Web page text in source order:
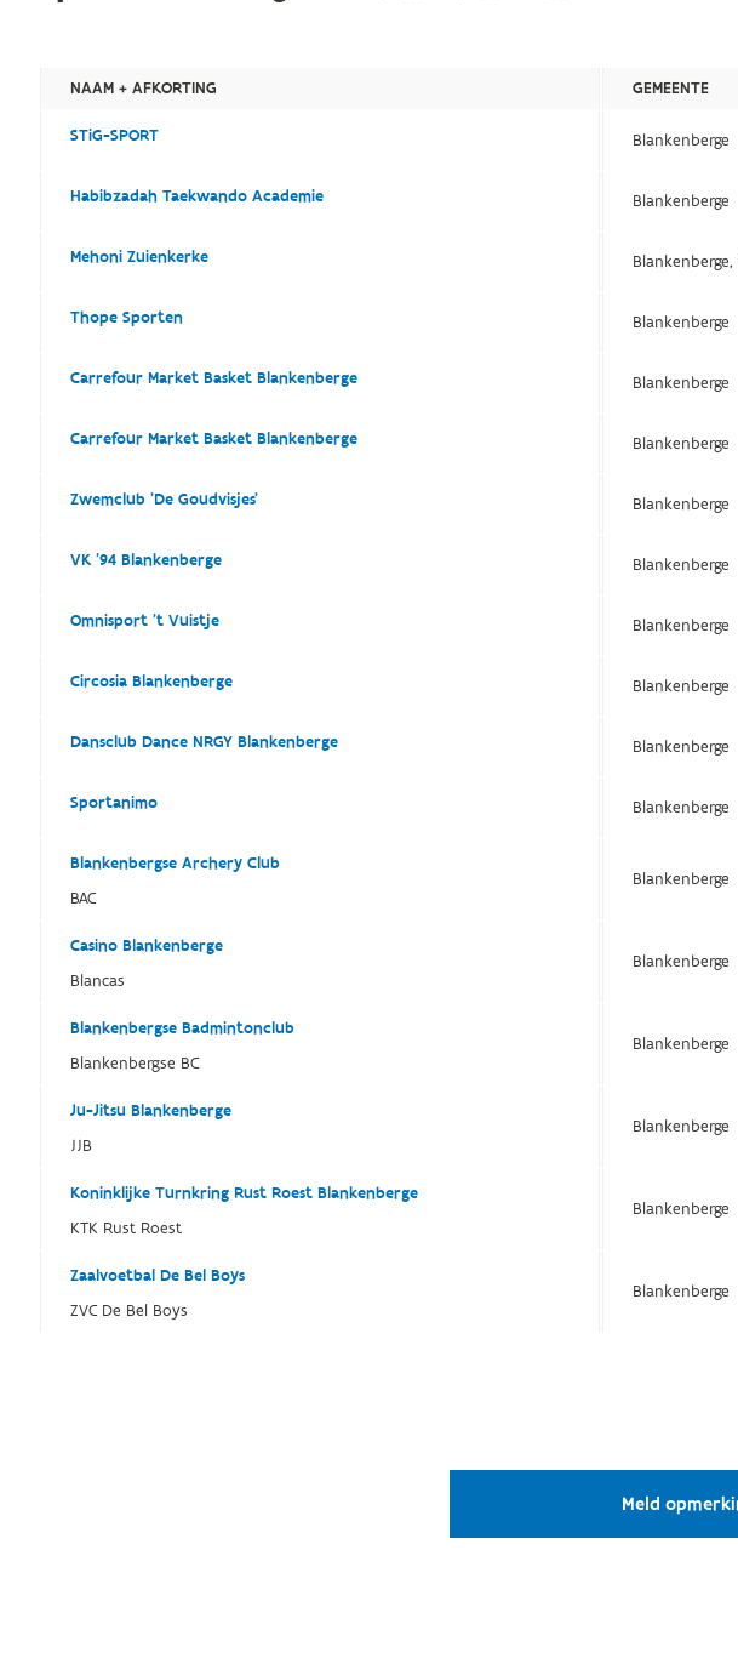
NAAM + AFKORTING GEMEENTE
STiG-SPORT Blankenberge
Habibzadah Taekwando Academie Blankenberge
Mehoni Zuienkerke
Thope Sporten Blankenberge
Carrefour Market Basket Blankenberge Blankenberge
Carrefour Market Basket Blankenberge Blankenberge
Zwemclub 'De Goudvisjes' Blankenberge
VK '94 Blankenberge Blankenberge
Omnisport 't Vuistje Blankenberge
Circosia Blankenberge Blankenberge
Dansclub Dance NRGY Blankenberge Blankenberge
Sportanimo Blankenberge
Blankenbergse Archery Club
BAC
Blankenberge
Casino Blankenberge
Blancas
Blankenberge
Blankenbergse Badmintonclub
Blankenbergse BC
Blankenberge
Ju-Jitsu Blankenberge
JJB
Blankenberge
Koninklijke Turnkring Rust Roest Blankenberge
KTK Rust Roest
Blankenberge
Zaalvoetbal De Bel Boys
ZVC De Bel Boys
Blankenberge
Meld